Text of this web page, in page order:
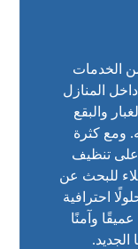
الخدمات
المنازل
والبقع
ومع كثرة
على تنظيف
للبحث عن
احترافية
وآمنًا